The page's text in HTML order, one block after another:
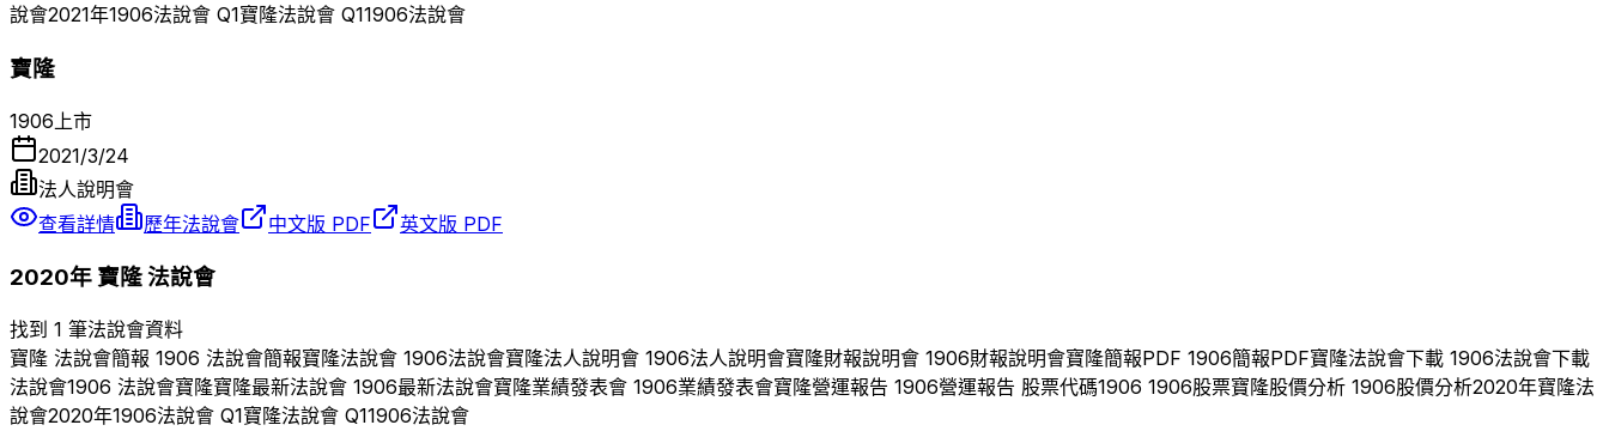
說會2021年1906法說會 Q1寶隆法說會 Q11906法說會
寶隆
1906 上市
2021/3/24
法人說明會
查看詳情
歷年法說會 中文版 PDF 英文版 PDF
2020年 寶隆法說會
找到 1 筆法說會資料
寶隆 法說會簡報 1906 法說會簡報寶隆法說會 1906法說會寶隆法人說明會 1906法人說明會寶隆財報說明會 1906財報說明會寶隆簡報PDF 1906簡報PDF寶隆法說會下載 1906法說會下載
法說會1906 法說會寶隆寶隆最新法說會 1906最新法說會寶隆業績發表會 1906業績發表會寶隆營運報告 1906營運報告 股票代碼1906 1906股票寶隆股價分析 1906股價分析2020年寶隆法
說會2020年1906法說會 Q1寶隆法說會 Q11906法說會